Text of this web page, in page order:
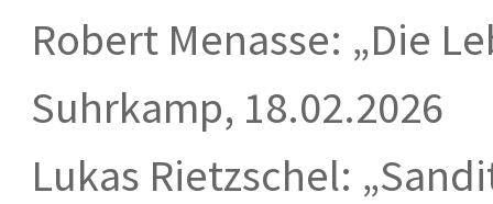
Robert Menasse: „Die
Suhrkamp, 18.02.2026
Lukas Rietzschel: